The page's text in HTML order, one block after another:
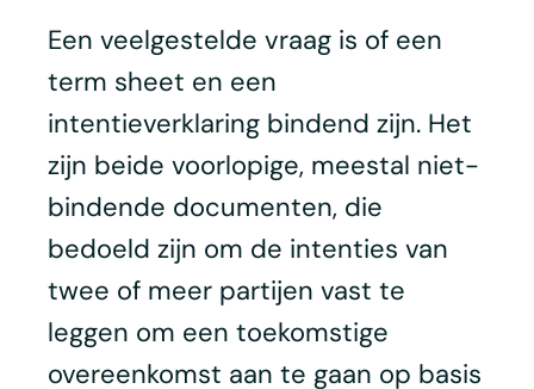
Een veelgestelde vraag is of een
term sheet en een
intentieverklaring bindend zijn. Het
zijn beide voorlopige, meestal niet-
bindende documenten, die
bedoeld zijn om de intenties van
twee of meer partijen vast te
leggen om een toekomstige
overeenkomst aan te gaan op basis